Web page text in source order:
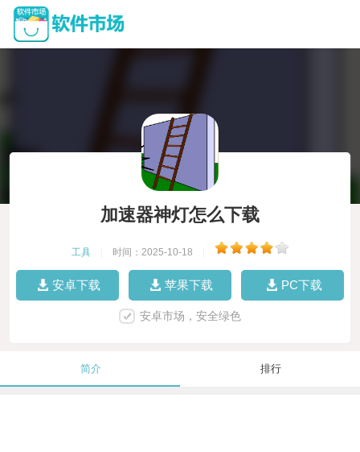
加速器神灯怎么下载
工具 时间：2025-10-18
安卓下载 苹果下载 PC下载
安卓市场，安全绿色
简介 排行